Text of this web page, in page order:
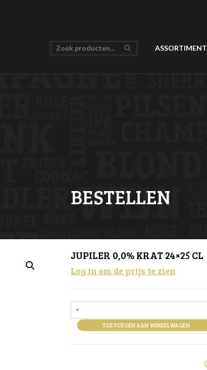
ASSORTIMENT
BESTELLEN
JUPILER 0,0% KRAT 24×25 CL
Log in om de prijs te zien
-
TOEVOEGEN AAN WINKELWAGEN